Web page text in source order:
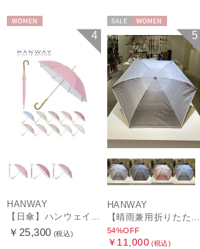
4
HANWAY
￥25,300 (税込)
5
HANWAY
54%OFF
￥11,000 (税込)